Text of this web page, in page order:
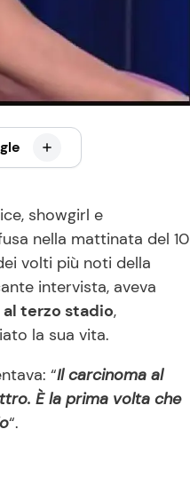
showgirl e
nella mattinata del 10
volti più noti della
intervista, aveva
terzo stadio,
la sua vita.
“Il carcinoma al
È la prima volta che
“.